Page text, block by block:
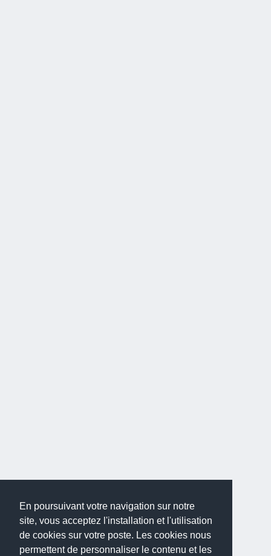
En poursuivant votre navigation sur notre
site, vous acceptez l'installation et l'utilisation
de cookies sur votre poste. Les cookies nous
permettent de personnaliser le contenu et les